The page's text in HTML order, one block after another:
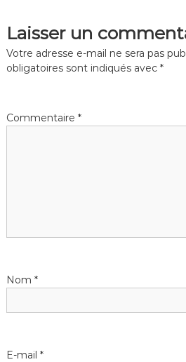
Laisser un
Votre adresse e-mail ne sera pas
obligatoires sont indiqués avec *
Commentaire *
Nom *
E-mail *